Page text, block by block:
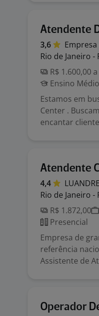
Atendente
3,6 Empresa
Rio de Janeiro -
R$ 1.600,00
Ensino
Estamos em
Center .
encantar
Atendente
4,4
Rio de Janeiro -
R$ 1.872,00
Presencial
Empresa de
referência
Assistente de
Operador